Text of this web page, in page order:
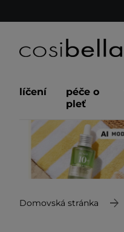
líčení
péče o
pleť
Domovská stránka